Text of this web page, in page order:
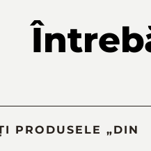
PRODUSELE „DIN